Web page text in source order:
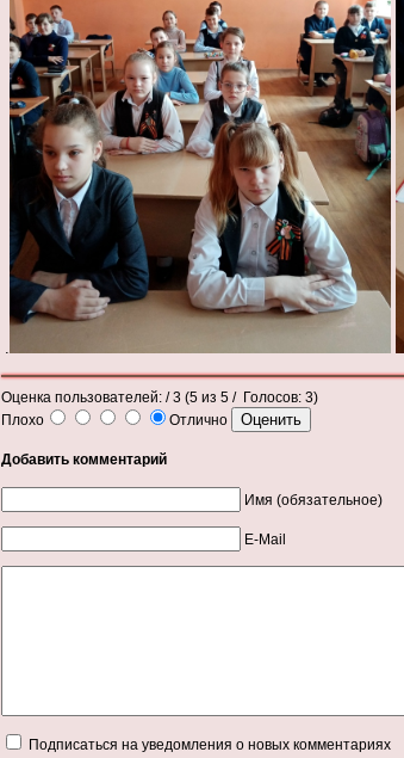
.
Оценка пользователей: / 3 (5 из 5 / Голосов: 3)
Плохо
Отлично
Добавить комментарий
Имя (обязательное)
E-Mail
Подписаться на уведомления о новых комментариях